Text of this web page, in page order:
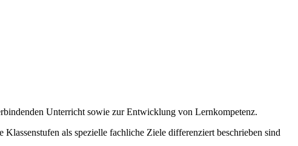
Unterricht sowie zur Entwicklung von Lernkompetenz.
als spezielle fachliche Ziele differenziert beschrieben sind